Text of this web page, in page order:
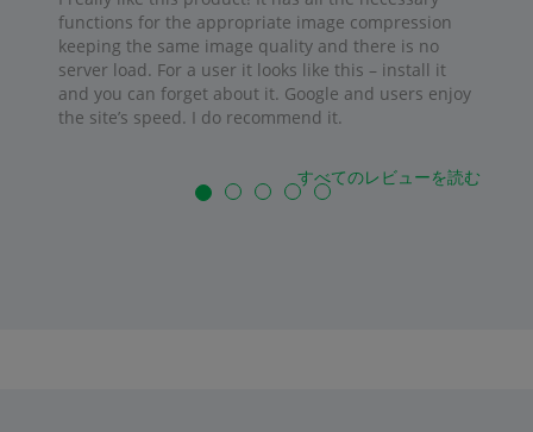
functions for the appropriate image compression
keeping the same image quality and there is no
server load. For a user it looks like this – install it
and you can forget about it. Google and users enjoy
the site’s speed. I do recommend it.
すべてのレビューを読む